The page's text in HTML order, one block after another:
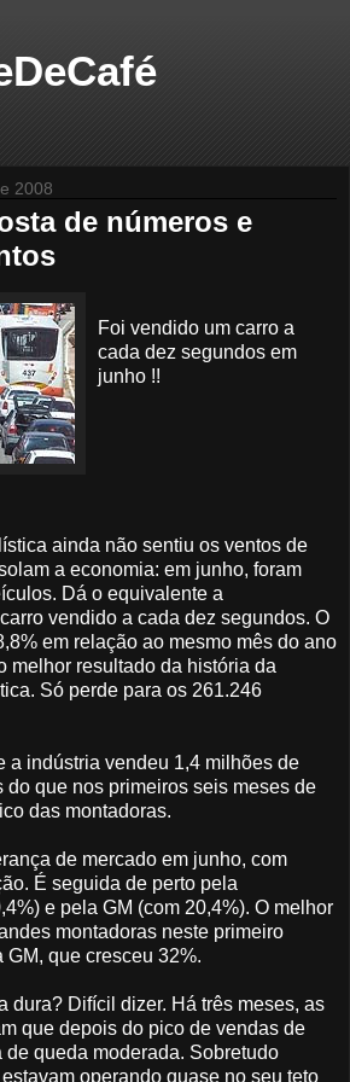
2008
de números e
Foi vendido um carro a
cada dez segundos em
junho !!
ainda não sentiu os ventos de
a economia: em junho, foram
Dá o equivalente a
vendido a cada dez segundos. O
em relação ao mesmo mês do ano
melhor resultado da história da
Só perde para os 261.246
a indústria vendeu 1,4 milhões de
do que nos primeiros seis meses de
das montadoras.
de mercado em junho, com
É seguida de perto pela
e pela GM (com 20,4%). O melhor
montadoras neste primeiro
GM, que cresceu 32%.
dura? Difícil dizer. Há três meses, as
que depois do pico de vendas de
queda moderada. Sobretudo
operando quase no seu teto